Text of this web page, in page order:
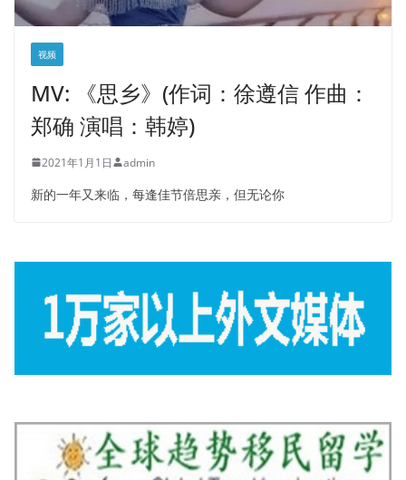
视频
MV: 《思乡》(作词：徐遵信 作曲：
郑确 演唱：韩婷)
2021年1月1日 admin
新的一年又来临，每逢佳节倍思亲，但无论你